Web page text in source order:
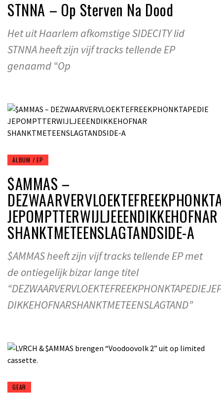
STNNA – Op Sterven Na Dood
Het uit Haarlem afkomstige SIDECITY lid
STNNA heeft zijn vijf tracks tellende EP
genaamd “Op
ALBUM / EP
$AMMAS –
JEPOMPTTERWIJLJEEENDIKKEHOFNAR
SHANKTMETEENSLAGTANDSIDE-A
$AMMAS heeft zijn vijf tracks tellende EP met
de ontiegelijk bizar lange titel
DIKKEHOFNARSHANKTMETEENSLAGTAND”
GEAR